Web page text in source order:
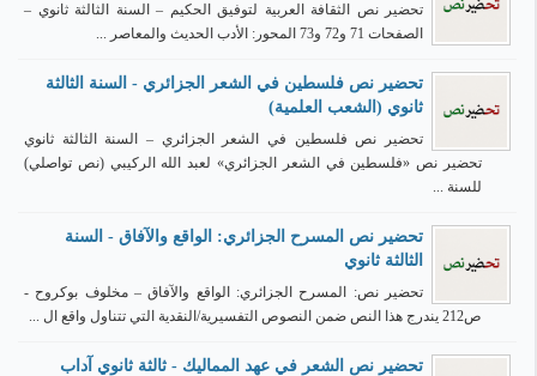
تحضير نص الثقافة العربية لتوفيق الحكيم – السنة الثالثة ثانوي –
الصفحات 71 و72 و73 المحور: الأدب الحديث والمعاصر ...
تحضير نص فلسطين في الشعر الجزائري - السنة الثالثة
ثانوي (الشعب العلمية)
تحضير نص فلسطين في الشعر الجزائري – السنة الثالثة ثانوي
تحضير نص «فلسطين في الشعر الجزائري» لعبد الله الركيبي (نص تواصلي)
للسنة ...
تحضير نص المسرح الجزائري: الواقع والآفاق - السنة
الثالثة ثانوي
تحضير نص: المسرح الجزائري: الواقع والآفاق – مخلوف بوكروح -
ص212 يندرج هذا النص ضمن النصوص التفسيرية/النقدية التي تتناول واقع ال ...
تحضير نص الشعر في عهد المماليك - ثالثة ثانوي آداب